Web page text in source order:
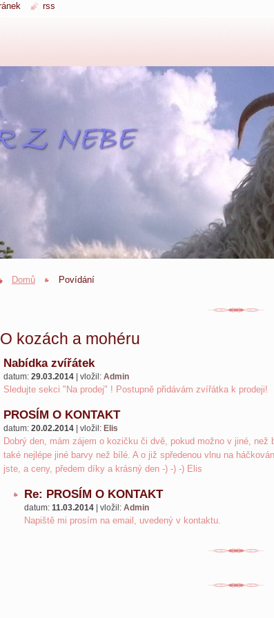
Domů Povídání
O kozách a mohéru
Nabídka zvířátek
datum: 29.03.2014 vložil: Admin
Sledujte sekci "Na prodej" ! Postupně přidávám zvířátka k prodeji!
PROSÍM O KONTAKT
datum: 20.02.2014 vložil: Elis
Dobrý den, mám zájem o kozičku či dvě, pokud možno v jiné,
také nejlépe jiné barvy než bílé. A o již spředenou vlnu na
jste, a ceny, předem díky a krásný den -) -) -) Elis
Re: PROSÍM O KONTAKT
datum: 11.03.2014 vložil: Admin
Napiště mi prosím na email, uvedený v kontaktu.
rss